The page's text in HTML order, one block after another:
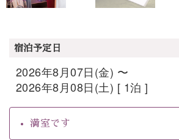
宿泊予定日
2026年8月07日(金) 〜
2026年8月08日(土) [ 1泊 ]
満室です